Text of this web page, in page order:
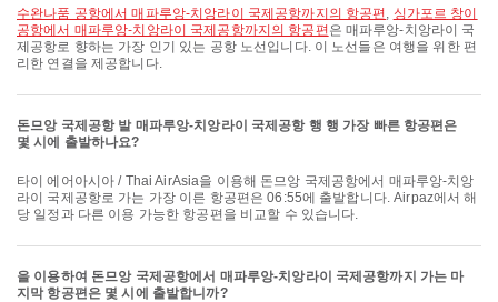
수완나품 공항에서 매파루앙-치앙라이 국제공항까지의 항공편 , 싱가포르 창이
공항에서 매파루앙-치앙라이 국제공항까지의 항공편 은 매파루앙-치앙라이 국
제공항로 향하는 가장 인기 있는 공항 노선입니다. 이 노선들은 여행을 위한 편
리한 연결을 제공합니다.
돈므앙 국제공항 발 매파루앙-치앙라이 국제공항 행 행 가장 빠른 항공편은
몇 시에 출발하나요?
타이 에어아시아 / Thai AirAsia을 이용해 돈므앙 국제공항에서 매파루앙-치앙
라이 국제공항로 가는 가장 이른 항공편은 06:55에 출발합니다. Airpaz에서 해
당 일정과 다른 이용 가능한 항공편을 비교할 수 있습니다.
을 이용하여 돈므앙 국제공항에서 매파루앙-치앙라이 국제공항까지 가는 마
지막 항공편은 몇 시에 출발합니까?